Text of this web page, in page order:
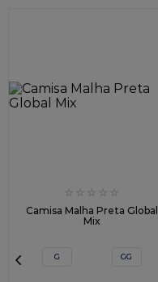
☆ ☆ ☆ ☆ ☆
Camisa Malha Preta Global
Mix
G GG